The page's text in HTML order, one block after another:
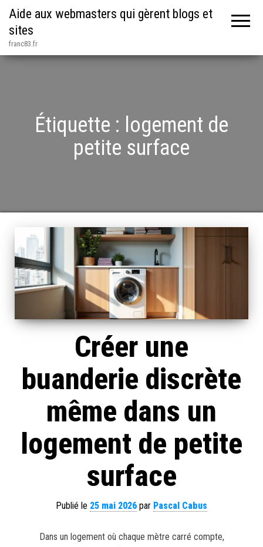
Aide aux webmasters qui gèrent blogs et
sites
franc83.fr
Étiquette : logement de
petite surface
Créer une
buanderie discrète
même dans un
logement de petite
surface
Publié le 25 mai 2026 par Pascal Cabus
Dans un logement où chaque mètre carré compte,